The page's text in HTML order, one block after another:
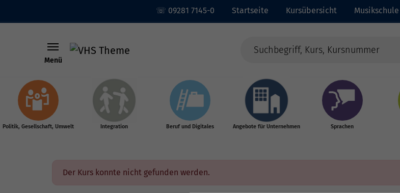
Skip to main content
☏ 09281 7145-0 Startseite Kursübersicht Musikschule
Menü
Politik, Gesellschaft, Umwelt Integration Beruf und Digitales Angebote für Unternehmen Sprachen
Der Kurs konnte nicht gefunden werden.